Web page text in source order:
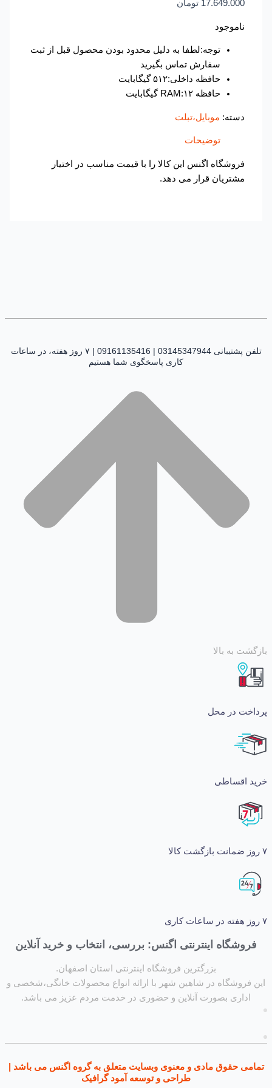
17.649.000 تومان
ناموجود
توجه:لطفا به دلیل محدود بودن محصول قبل از ثبت
سفارش تماس بگیرید
حافظه داخلی:۵۱۲ گیگابایت
حافظه RAM:۱۲ گیگابایت
موبایل،تبلت
توضیحات
فروشگاه اگنس این کالا را با قیمت مناسب در اختیار
مشتریان قرار می دهد.
تلفن پشتیبانی 03145347944 | 09161135416 | ۷ روز هفته، در ساعات
کاری پاسخگوی شما هستیم
به بالا
در محل
اینترنتی اگنس: بررسی، انتخاب و خرید آنلاین
بزرگترین فروشگاه اینترنتی استان اصفهان.
در شاهین شهر با ارائه انواع محصولات خانگی،شخصی و
بصورت آنلاین و حضوری در خدمت مردم عزیز می باشد.
حقوق مادی و معنوی وبسایت متعلق به گروه اگنس می باشد |
طراحی و توسعه آمود گرافیک